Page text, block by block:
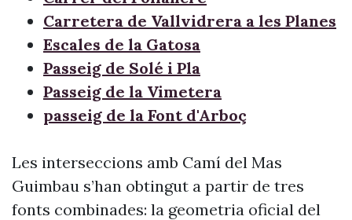
Carretera de Vallvidrera a les Planes
Escales de la Gatosa
Passeig de Solé i Pla
Passeig de la Vimetera
passeig de la Font d'Arboç
Les interseccions amb Camí del Mas
Guimbau s’han obtingut a partir de tres
fonts combinades: la geometria oficial del